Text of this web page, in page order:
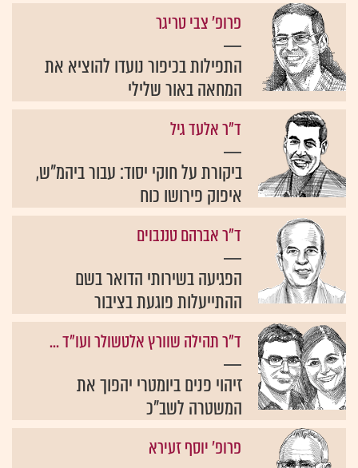
פרופ' צבי טריגר
התפילות בכיפור נועדו להוציא את
המחאה באור שלילי
ד"ר אלעד גיל
ביקורת על חוקי יסוד: עבור ביהמ"ש,
איפוק פירושו כוח
ד"ר אברהם טננבוים
הפגיעה בשירותי הדואר בשם
ההתייעלות פוגעת בציבור
ד"ר תהילה שוורץ אלטשולר ועו"ד ...
זיהוי פנים ביומטרי יהפוך את
המשטרה לשב"כ
פרופ' יוסף זעירא